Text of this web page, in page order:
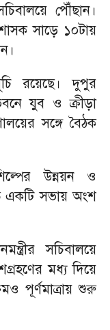
পৌঁছান।
সাড়ে ১০টায়
রয়েছে। দুপুর
যুব ও ক্রীড়া
সঙ্গে বৈঠক
উন্নয়ন ও
একটি সভায় অংশ
সচিবালয়ে
মধ্য দিয়ে
পূর্ণমাত্রায় শুরু